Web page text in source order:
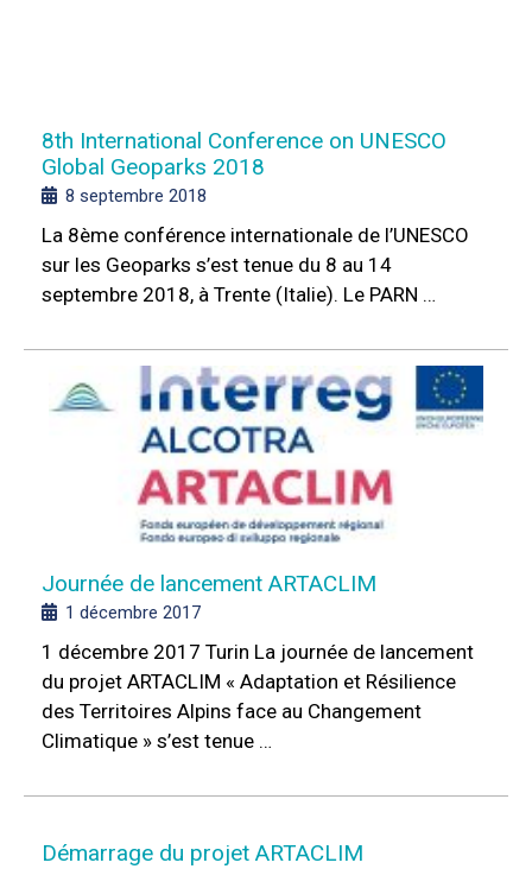
8th International Conference on UNESCO
Global Geoparks 2018
8 septembre 2018
La 8ème conférence internationale de l’UNESCO
sur les Geoparks s’est tenue du 8 au 14
septembre 2018, à Trente (Italie). Le PARN …
Journée de lancement ARTACLIM
1 décembre 2017
1 décembre 2017 Turin La journée de lancement
du projet ARTACLIM « Adaptation et Résilience
des Territoires Alpins face au Changement
Climatique » s’est tenue …
Démarrage du projet ARTACLIM